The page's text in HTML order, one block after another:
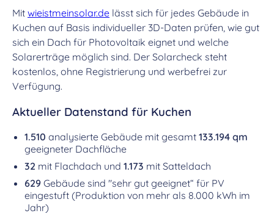
Mit wieistmeinsolar.de lässt sich für jedes Gebäude in
Kuchen auf Basis individueller 3D-Daten prüfen, wie gut
sich ein Dach für Photovoltaik eignet und welche
Solarerträge möglich sind. Der Solarcheck steht
kostenlos, ohne Registrierung und werbefrei zur
Verfügung.
Aktueller Datenstand für Kuchen
1.510 analysierte Gebäude mit gesamt 133.194 qm
geeigneter Dachfläche
32 mit Flachdach und 1.173 mit Satteldach
629 Gebäude sind "sehr gut geeignet“ für PV
eingestuft (Produktion von mehr als 8.000 kWh im
Jahr)